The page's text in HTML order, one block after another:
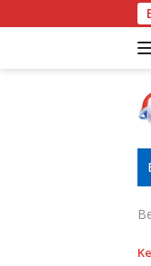
ke
Di Pusdokkes